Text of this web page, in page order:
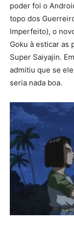
poder foi o
topo dos
Imperfeito), o
Goku à esticar as
Super Saiyajin.
admitiu que se
seria nada boa.